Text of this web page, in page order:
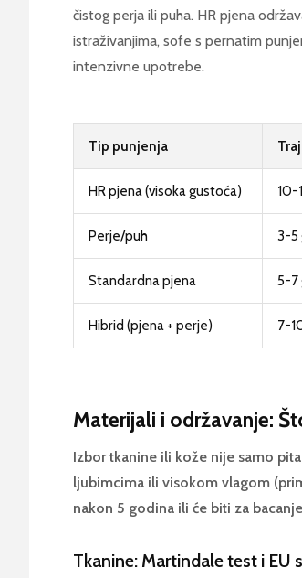
čistog perja ili puha. HR pjena
istraživanjima, sofe s pernatim
intenzivne upotrebe.
Tip punjenja
HR pjena (visoka gustoća) 10-
Perje/puh 3-5
Standardna pjena 5-7
Hibrid (pjena + perje) 7-
Materijali i održavanje:
Izbor tkanine ili kože nije samo
ljubimcima ili visokom vlagom
nakon 5 godina ili će biti za
Tkanine: Martindale test i EU